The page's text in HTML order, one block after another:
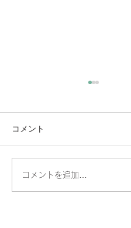
コメント
コメントを追加…